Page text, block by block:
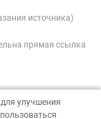
источника)
прямая ссылка
улучшения